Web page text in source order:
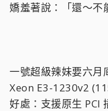
嬌羞著說：「還～不
一號超級辣妹要六月
Xeon E3-1230v2
好處：支援原生 PCI